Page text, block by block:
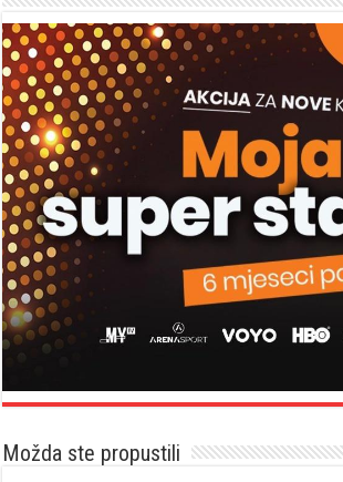
Možda ste propustili